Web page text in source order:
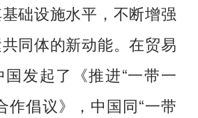
础设施水平，不断增强
同体的新动能。在贸易
发起了《推进“一带一
作倡议》，中国同“一带